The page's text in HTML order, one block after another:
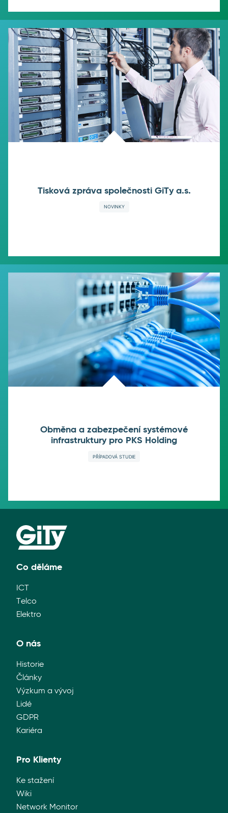
Tisková zpráva společnosti GiTy a.s.
NOVINKY
Obměna a zabezpečení systémové
infrastruktury pro PKS Holding
PŘÍPADOVÁ STUDIE
Co děláme
ICT
Telco
Elektro
O nás
Historie
Články
Výzkum a vývoj
Lidé
GDPR
Kariéra
Pro Klienty
Ke stažení
Wiki
Network Monitor